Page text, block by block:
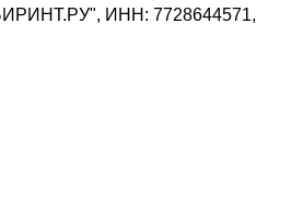
ИНН: 7728644571,